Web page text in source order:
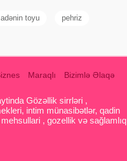
toyu pehriz
Maraqlı Bizimlə Əlaqə
Gözəllik sirrləri ,
intim münasibətlər, qadin
, gozellik və sağlamlıq